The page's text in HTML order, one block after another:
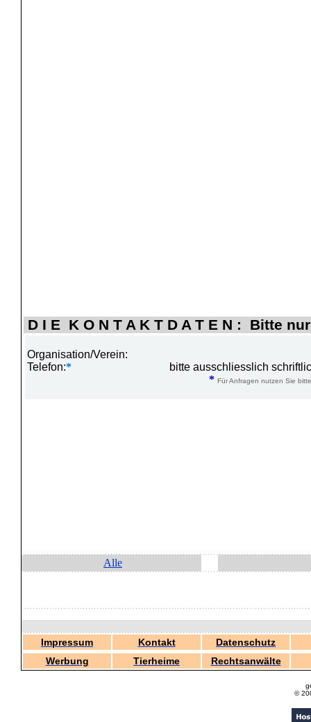
D I E K O N T A K T D A T E N : Bitte
Organisation/Verein:
Telefon:*
bitte ausschliesslich
* Für Anfragen nutzen Sie
Alle
Impressum Kontakt
Datenschutz
Werbung
Tierheime Rechtsanwälte
©